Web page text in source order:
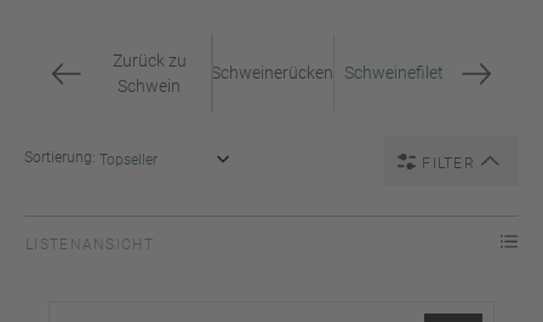
Zurück zu
Schwein
Schweinerücken Schweinefilet
FILTER
Sortierung:
LISTENANSICHT